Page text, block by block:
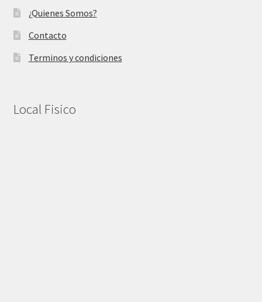
¿Quienes Somos?
Contacto
Terminos y condiciones
Local Fisico